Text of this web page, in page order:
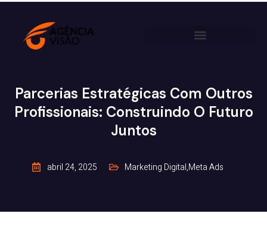
Parcerias Estratégicas Com Outros
Profissionais: Construindo O Futuro
Juntos
abril 24, 2025 Marketing Digital,Meta Ads